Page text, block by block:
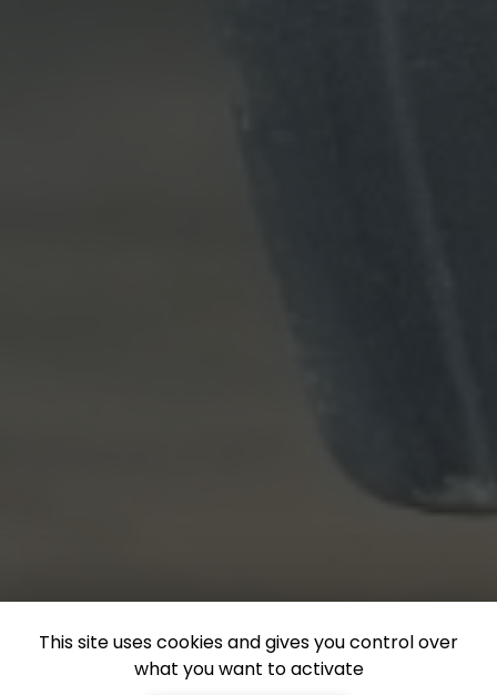
This site uses cookies and gives you control over
what you want to activate